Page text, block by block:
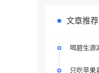
文章推荐
喝碧生源
只吃苹果